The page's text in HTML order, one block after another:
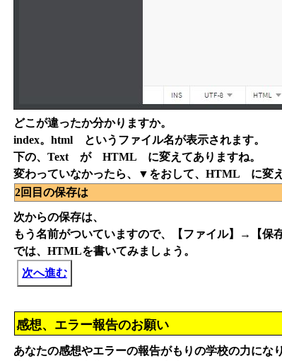
どこが違ったか分かりますか。
index。html というファイル名が表示されます。
下の、Text が HTML に変えてありますね。
変わっていなかったら、▼をおして、HTML に変え
2回目の保存は
次からの保存は、
もう名前がついていますので、【ファイル】→【保
では、HTMLを書いてみましょう。
次へ進む
感想、エラー報告のお願い
あなたの感想やエラーの報告がもりの学校の力になり